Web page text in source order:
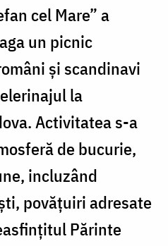
cel Mare” a
un picnic
și scandinavi
la
Activitatea s-a
de bucurie,
incluzând
povățuiri adresate
Părinte